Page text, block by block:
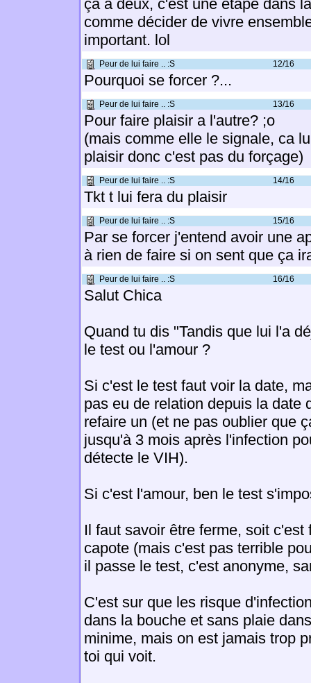
ça à deux, c'est une étape dans
comme décider de vivre
important. lol
Peur de lui faire .. :S 12/16
Pourquoi se forcer ?...
Peur de lui faire .. :S 13/16
Pour faire plaisir a l'autre? ;o
(mais comme elle le signale, ca
plaisir donc c'est pas du forçage)
Peur de lui faire .. :S 14/16
Tkt t lui fera du plaisir
Peur de lui faire .. :S 15/16
Par se forcer j'entend avoir une
à rien de faire si on sent que ça
Peur de lui faire .. :S 16/16
Salut Chica
Quand tu dis "Tandis que lui l'a
le test ou l'amour ?
Si c'est le test faut voir la date,
pas eu de relation depuis la date
refaire un (et ne pas oublier que
jusqu'à 3 mois après l'infection
détecte le VIH).
Si c'est l'amour, ben le test
Il faut savoir être ferme, soit c'est
capote (mais c'est pas terrible
il passe le test, c'est anonyme,
C'est sur que les risque
dans la bouche et sans plaie
minime, mais on est jamais trop
toi qui voit.